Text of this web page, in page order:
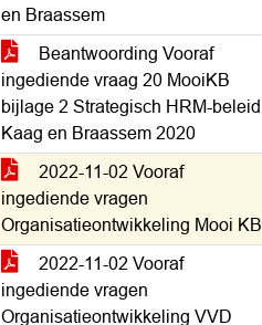
en Braassem
Beantwoording Vooraf
ingediende vraag 20 MooiKB
bijlage 2 Strategisch HRM-beleid
Kaag en Braassem 2020
2022-11-02 Vooraf
ingediende vragen
Organisatieontwikkeling Mooi KB
2022-11-02 Vooraf
ingediende vragen
Organisatieontwikkeling VVD